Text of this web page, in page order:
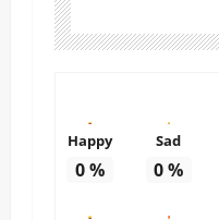
Happy
0%
Sad
0%